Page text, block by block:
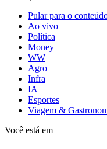
Pular para o
Ao vivo
Política
Money
WW
Agro
Infra
IA
Esportes
Viagem &
Você está em